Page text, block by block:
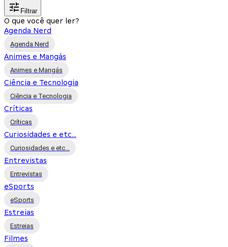
Filtrar
O que você quer ler?
Agenda Nerd
Agenda Nerd
Animes e Mangás
Animes e Mangás
Ciência e Tecnologia
Ciência e Tecnologia
Críticas
Críticas
Curiosidades e etc...
Curiosidades e etc...
Entrevistas
Entrevistas
eSports
eSports
Estreias
Estreias
Filmes